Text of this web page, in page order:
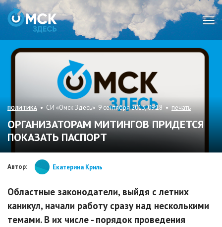
ПОЛИТИКА • СИ «Омск Здесь» 9 сентября 2013, 09:18 • печать
ОРГАНИЗАТОРАМ МИТИНГОВ ПРИДЕТСЯ
ПОКАЗАТЬ ПАСПОРТ
Автор: Екатерина Криль
Областные законодатели, выйдя с летних
каникул, начали работу сразу над несколькими
темами. В их числе - порядок проведения